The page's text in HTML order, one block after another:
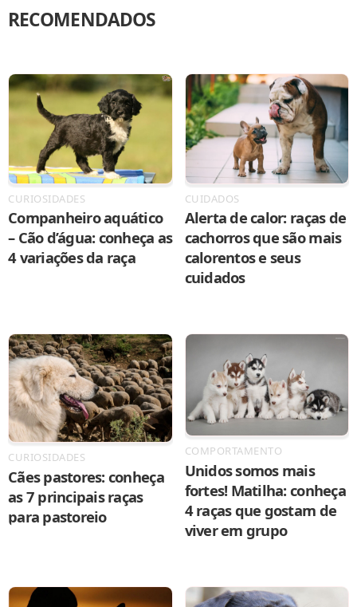
RECOMENDADOS
CURIOSIDADES
Companheiro aquático
– Cão d’água: conheça as
4 variações da raça
CUIDADOS
Alerta de calor: raças de
cachorros que são mais
calorentos e seus
cuidados
CURIOSIDADES
Cães pastores: conheça
as 7 principais raças
para pastoreio
COMPORTAMENTO
Unidos somos mais
fortes! Matilha: conheça
4 raças que gostam de
viver em grupo